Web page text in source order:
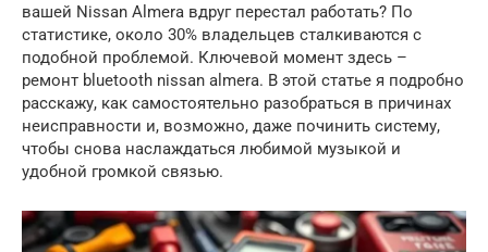
вашей Nissan Almera вдруг перестал работать? По
статистике, около 30% владельцев сталкиваются с
подобной проблемой. Ключевой момент здесь –
ремонт bluetooth nissan almera. В этой статье я подробно
расскажу, как самостоятельно разобраться в причинах
неисправности и, возможно, даже починить систему,
чтобы снова наслаждаться любимой музыкой и
удобной громкой связью.